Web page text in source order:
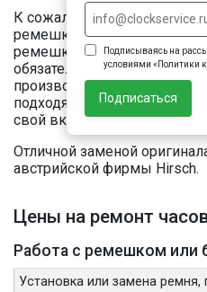
Подписываясь на
условиями «Политики
Подписаться
К сожалению, мы не
ремешков и браслетов для
ремешка Ваших часов
обязательно
производителя. Вы можете
подходящий по размеру
свой вкус.
Отличной заменой
австрийской фирмы Hirsch.
Цены на ремонт
Работа с ремешком или
Установка или замена ремня,